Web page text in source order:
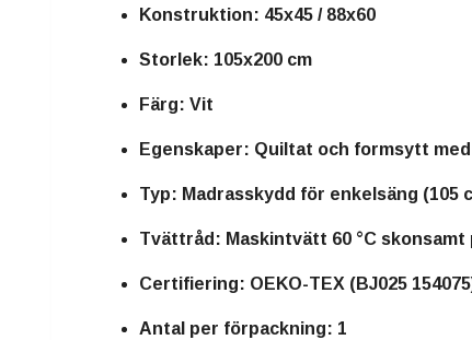
Konstruktion: 45x45 / 88x60
Storlek: 105x200 cm
Färg: Vit
Egenskaper: Quiltat och formsytt
Typ: Madrasskydd för enkelsäng (105
Tvättråd: Maskintvätt 60 °C
Certifiering: OEKO-TEX (BJ025
Antal per förpackning: 1